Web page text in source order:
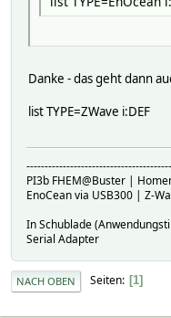
Danke - das geht dann
list TYPE=ZWave i:DEF
PI3b FHEM@Buster |
EnoCean via USB300 | Z-
In Schublade
Serial Adapter
NACH OBEN Seiten 1